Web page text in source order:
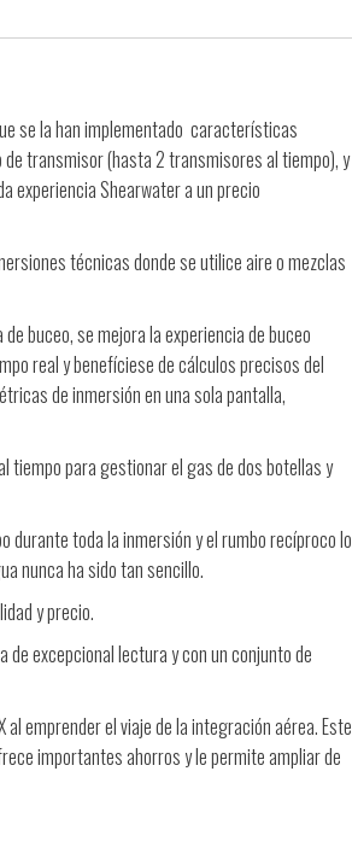
se la han implementado características
de transmisor (hasta 2 transmisores al tiempo), y
experiencia Shearwater a un precio
técnicas donde se utilice aire o mezclas
buceo, se mejora laexperiencia de buceo
real y benefíciese de cálculos precisos del
de inmersión en una sola pantalla,
tiempo para gestionar el gas de dos botellas y
toda la inmersión y el rumbo recíproco lo
nunca ha sido tan sencillo.
y precio.
de excepcional lectura y con un conjunto de
emprender el viaje de la integración aérea.Este
importantes ahorros y le permite ampliar de